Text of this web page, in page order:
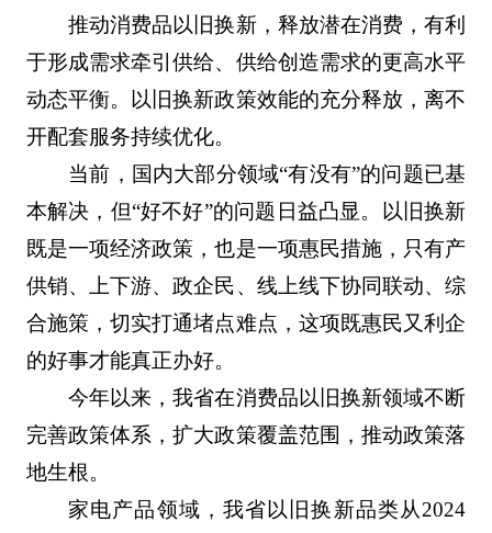
推动消费品以旧换新，释放潜在消费，有利
于形成需求牵引供给、供给创造需求的更高水平
动态平衡。以旧换新政策效能的充分释放，离不
开配套服务持续优化。
当前，国内大部分领域“有没有”的问题已基
本解决，但“好不好”的问题日益凸显。以旧换新
既是一项经济政策，也是一项惠民措施，只有产
供销、上下游、政企民、线上线下协同联动、综
合施策，切实打通堵点难点，这项既惠民又利企
的好事才能真正办好。
今年以来，我省在消费品以旧换新领域不断
完善政策体系，扩大政策覆盖范围，推动政策落
地生根。
家电产品领域，我省以旧换新品类从2024